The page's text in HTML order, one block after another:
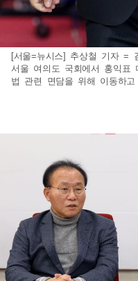
[서울=뉴시스] 추상철 기자 =
서울 여의도 국회에서 홍익표
법 관련 면담을 위해 이동하